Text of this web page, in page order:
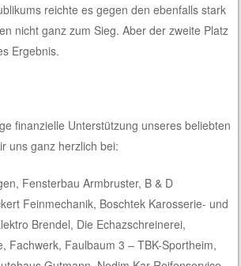
reichte es gegen den ebenfalls stark
nicht ganz zum Sieg. Aber der zweite Platz
Ergebnis.
finanzielle Unterstützung unseres beliebten
uns ganz herzlich bei:
Fensterbau Armbruster, B & D
Feinmechanik, Boschtek Karosserie- und
Brendel, Die Echazschreinerei,
Fachwerk, Faulbaum 3 – TBK-Sportheim,